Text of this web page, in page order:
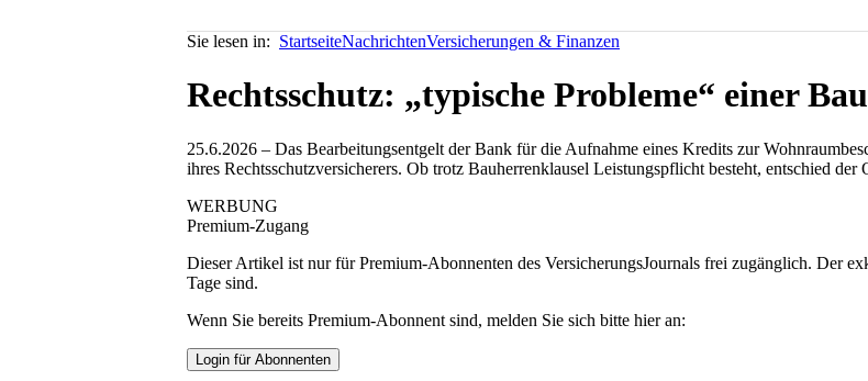
Sie lesen in: StartseiteNachrichtenVersicherungen & Finanzen
Rechtsschutz: „typische Probleme“ einer
25.6.2026 – Das Bearbeitungsentgelt der Bank für die Aufnahme eines Kredits zur
ihres Rechtsschutzversicherers. Ob trotz Bauherrenklausel Leistungspflicht besteht, entschied
WERBUNG
Premium-Zugang
Dieser Artikel ist nur für Premium-Abonnenten des VersicherungsJournals frei zugänglich. Der
Tage sind.
Wenn Sie bereits Premium-Abonnent sind, melden Sie sich bitte hier an: